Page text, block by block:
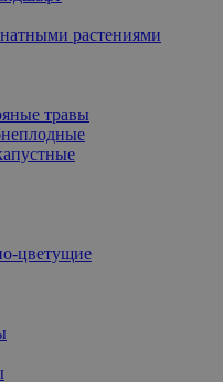
растениями
травы
цветущие